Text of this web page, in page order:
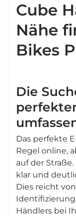
Cube
Nähe
Bikes
Die
Das perfekte
Regel online,
auf der
klar und
Dies reicht
Händlers bei